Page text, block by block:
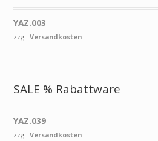
YAZ.003
zzgl.Versandkosten
SALE % Rabattware
YAZ.039
zzgl.Versandkosten